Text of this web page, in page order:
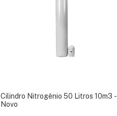
Cilindro Nitrogênio 50 Litros 10m3 -
Novo